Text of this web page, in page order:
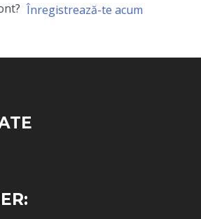
Înregistrează-te acum